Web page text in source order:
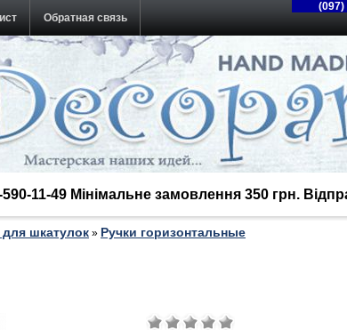
Обратная связь
(097)
590-11-49 Мінімальне замовлення 350 грн.
для шкатулок » Ручки горизонтальные